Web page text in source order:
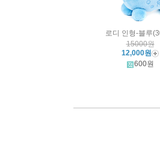
로디 인형-블루
15000원
12,000원
600원